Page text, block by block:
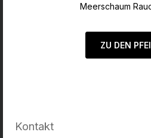
Meerschaum
ZU DEN
Kontakt